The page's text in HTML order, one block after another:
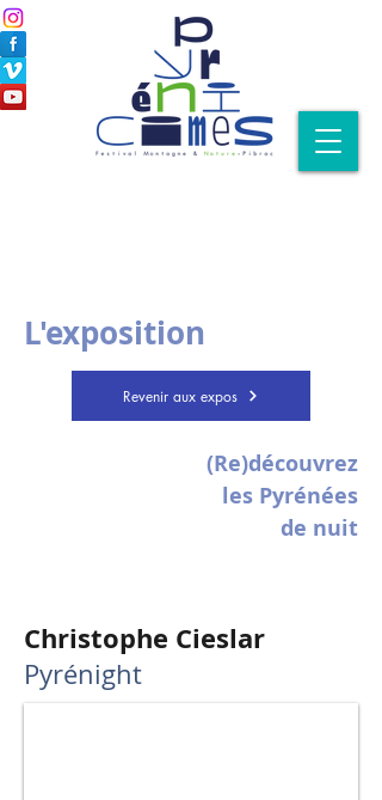
(Re)découvrez
les Pyrénées
de nuit
L'exposition
Revenir aux expos
Christophe Cieslar
Pyrénight